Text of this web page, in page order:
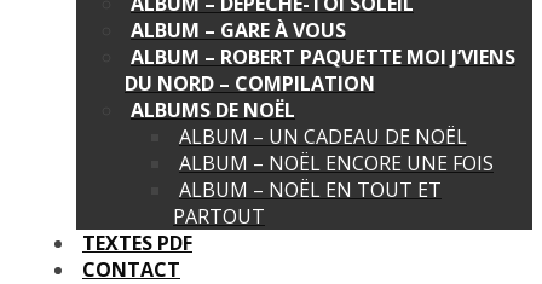
ALBUM – GARE À VOUS
ALBUM – ROBERT PAQUETTE MOI J’VIENS
DU NORD – COMPILATION
ALBUMS DE NOËL
ALBUM – UN CADEAU DE NOËL
ALBUM – NOËL ENCORE UNE FOIS
ALBUM – NOËL EN TOUT ET
PARTOUT
TEXTES PDF
CONTACT